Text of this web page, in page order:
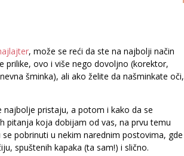
, može se reći da ste na najbolji način
prilike, ovo i više nego dovoljno (korektor,
šminka), ali ako želite da našminkate oči,
pristaju, a potom i kako da se
pitanja koja dobijam od vas, na prvu temu
pobrinuti u nekim narednim postovima, gde
spuštenih kapaka (ta sam!) i slično.